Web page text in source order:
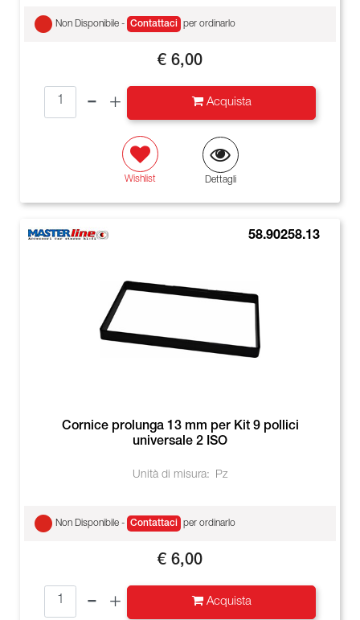
Non Disponibile - Contattaci per ordinarlo
€ 6,00
Acquista
Wishlist Dettagli
58.90258.13
Cornice prolunga 13 mm per Kit 9 pollici
universale 2 ISO
Unità di misura: Pz
Non Disponibile - Contattaci per ordinarlo
€ 6,00
Acquista